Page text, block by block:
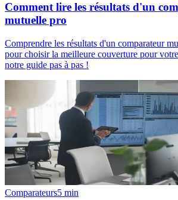
Comment lire les résultats d'un
mutuelle pro
Comprendre les résultats d'un comparateur
pour choisir la meilleure couverture pour
notre guide pas à pas !
Comparateurs5 min